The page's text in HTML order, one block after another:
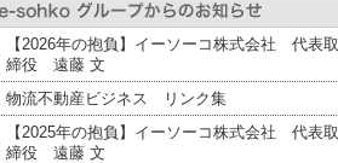
【2026年の抱負】イーソーコ株式会社 代表取
締役 遠藤 文
物流不動産ビジネス リンク集
【2025年の抱負】イーソーコ株式会社 代表取
締役 遠藤 文